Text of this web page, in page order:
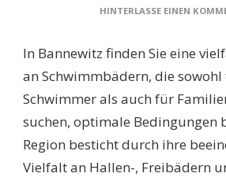
HINTERLASSE EINEN
In Bannewitz finden Sie eine
an Schwimmbädern, die
Schwimmer als auch für
suchen, optimale Bedingungen
Region besticht durch ihre
Vielfalt an Hallen-, Freibädern